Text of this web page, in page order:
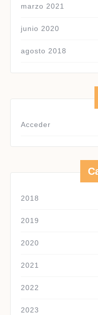
marzo 2021
junio 2020
agosto 2018
Acceder
2018
2019
2020
2021
2022
2023